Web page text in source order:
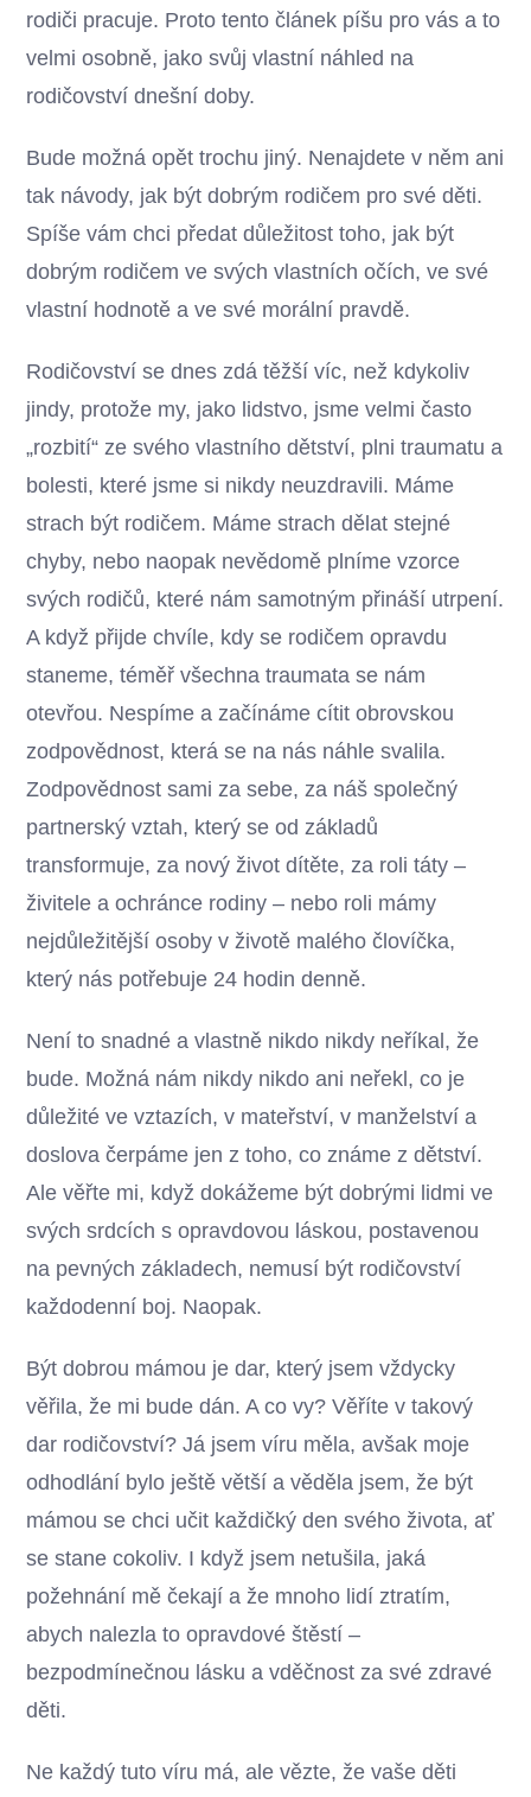
rodiči pracuje. Proto tento článek píšu pro vás a to
velmi osobně, jako svůj vlastní náhled na
rodičovství dnešní doby.
Bude možná opět trochu jiný. Nenajdete v něm ani
tak návody, jak být dobrým rodičem pro své děti.
Spíše vám chci předat důležitost toho, jak být
dobrým rodičem ve svých vlastních očích, ve své
vlastní hodnotě a ve své morální pravdě.
Rodičovství se dnes zdá těžší víc, než kdykoliv
jindy, protože my, jako lidstvo, jsme velmi často
„rozbití“ ze svého vlastního dětství, plni traumatu a
bolesti, které jsme si nikdy neuzdravili. Máme
strach být rodičem. Máme strach dělat stejné
chyby, nebo naopak nevědomě plníme vzorce
svých rodičů, které nám samotným přináší utrpení.
A když přijde chvíle, kdy se rodičem opravdu
staneme, téměř všechna traumata se nám
otevřou. Nespíme a začínáme cítit obrovskou
zodpovědnost, která se na nás náhle svalila.
Zodpovědnost sami za sebe, za náš společný
partnerský vztah, který se od základů
transformuje, za nový život dítěte, za roli táty –
živitele a ochránce rodiny – nebo roli mámy
nejdůležitější osoby v životě malého človíčka,
který nás potřebuje 24 hodin denně.
Není to snadné a vlastně nikdo nikdy neříkal, že
bude. Možná nám nikdy nikdo ani neřekl, co je
důležité ve vztazích, v mateřství, v manželství a
doslova čerpáme jen z toho, co známe z dětství.
Ale věřte mi, když dokážeme být dobrými lidmi ve
svých srdcích s opravdovou láskou, postavenou
na pevných základech, nemusí být rodičovství
každodenní boj. Naopak.
Být dobrou mámou je dar, který jsem vždycky
věřila, že mi bude dán. A co vy? Věříte v takový
dar rodičovství? Já jsem víru měla, avšak moje
odhodlání bylo ještě větší a věděla jsem, že být
mámou se chci učit každičký den svého života, ať
se stane cokoliv. I když jsem netušila, jaká
požehnání mě čekají a že mnoho lidí ztratím,
abych nalezla to opravdové štěstí –
bezpodmínečnou lásku a vděčnost za své zdravé
děti.
Ne každý tuto víru má, ale vězte, že vaše děti